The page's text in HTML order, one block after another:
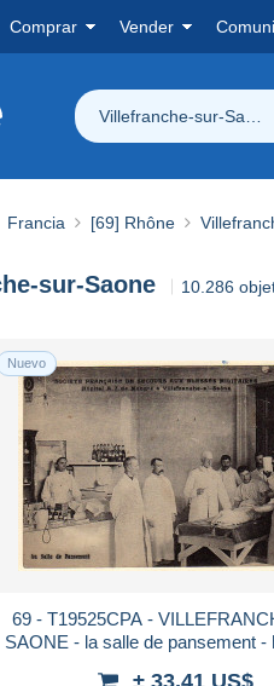
Comprar Vender
Villefranche-sur-Saone
Francia [69] Rhône
sur-Saone 10.286
Nuevo
69 - T19525CPA -
SAONE - la salle de pansement -
± 33,41 US$